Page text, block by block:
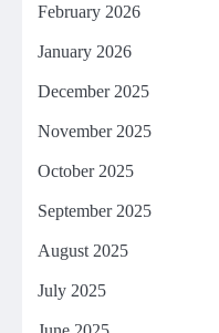
February 2026
January 2026
December 2025
November 2025
October 2025
September 2025
August 2025
July 2025